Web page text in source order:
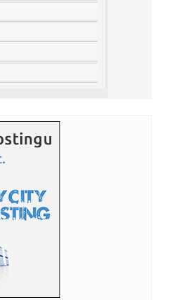
u Novom Sadu: Očekujem pobedu
Zbog čega se republikanci okreću
OD SNA: Želi ono što Asvel čeka
postavio novi rekord na
"Niko nije uzbuđen zbog Partizana
- više nema dileme gde nastavlja